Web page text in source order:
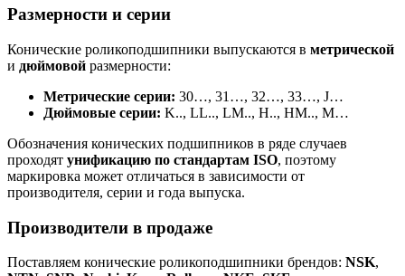
Размерности и серии
Конические роликоподшипники выпускаются в метрической
и дюймовой размерности:
Метрические серии: 30…, 31…, 32…, 33…, J…
Дюймовые серии: K.., LL.., LM.., H.., HM.., M…
Обозначения конических подшипников в ряде случаев
проходят унификацию по стандартам ISO, поэтому
маркировка может отличаться в зависимости от
производителя, серии и года выпуска.
Производители в продаже
Поставляем конические роликоподшипники брендов: NSK,